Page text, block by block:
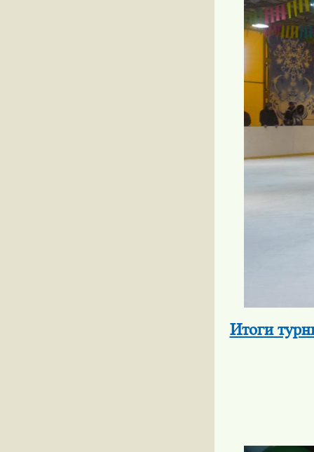
Итоги